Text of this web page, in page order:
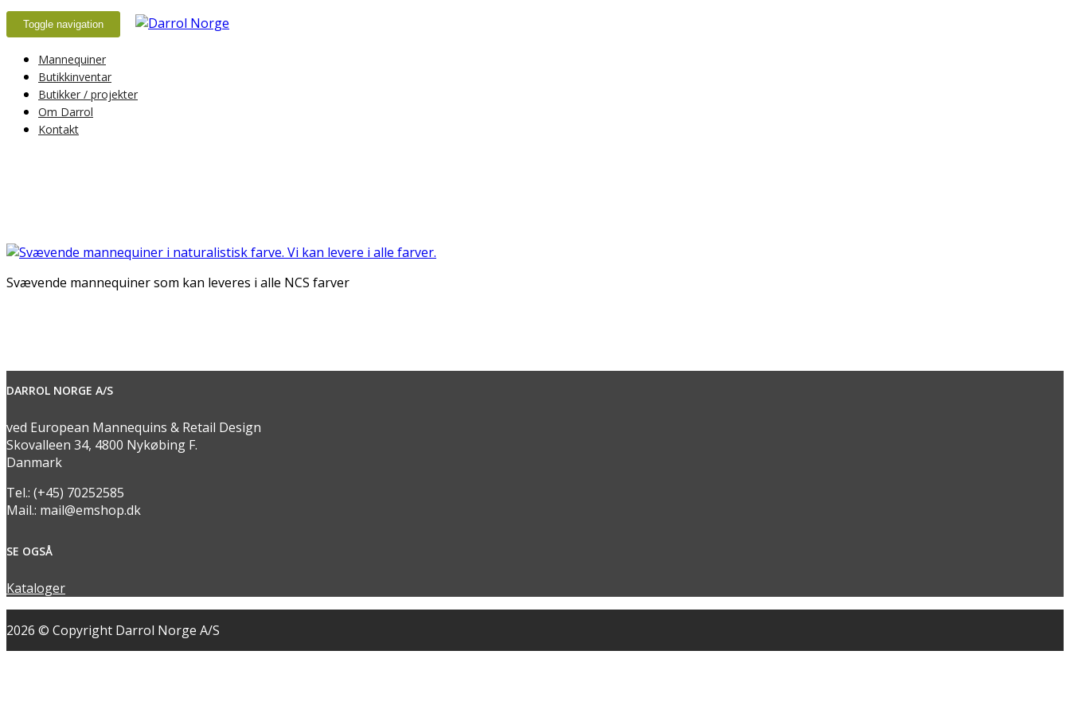
Toggle navigation
Mannequiner
Butikkinventar
Butikker / projekter
Om Darrol
Kontakt
Svævende mannequiner som kan leveres i alle NCS farver
DARROL NORGE A/S
ved European Mannequins & Retail Design
Skovalleen 34, 4800 Nykøbing F.
Danmark
Tel.: (+45) 70252585
Mail.: mail@emshop.dk
SE OGSÅ
Kataloger
2026 © Copyright Darrol Norge A/S